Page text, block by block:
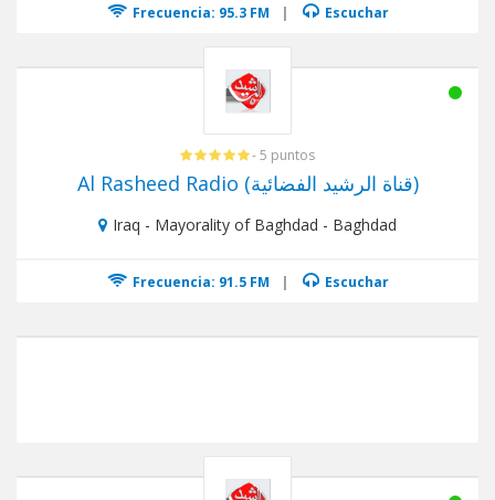
Frecuencia: 95.3 FM | Escuchar
- 5 puntos
Al Rasheed Radio (قناة الرشيد الفضائية)
Iraq - Mayorality of Baghdad - Baghdad
Frecuencia: 91.5 FM | Escuchar